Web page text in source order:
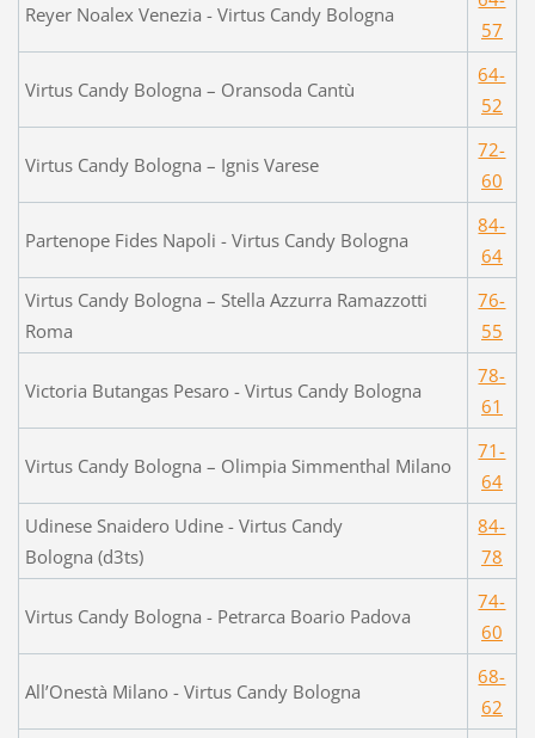
Reyer Noalex Venezia - Virtus Candy Bologna
57
Virtus Candy Bologna – Oransoda Cantù
64-
52
Virtus Candy Bologna – Ignis Varese
72-
60
Partenope Fides Napoli - Virtus Candy Bologna
84-
64
Virtus Candy Bologna – Stella Azzurra Ramazzotti
Roma
76-
55
Victoria Butangas Pesaro - Virtus Candy Bologna
78-
61
Virtus Candy Bologna – Olimpia Simmenthal Milano
71-
64
Udinese Snaidero Udine - Virtus Candy
Bologna (d3ts)
84-
78
Virtus Candy Bologna - Petrarca Boario Padova
74-
60
All’Onestà Milano - Virtus Candy Bologna
68-
62